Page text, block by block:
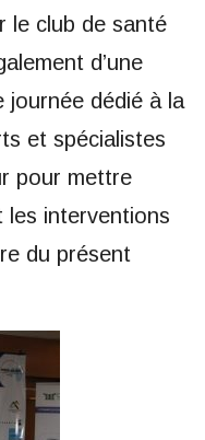
le club de santé
d’une
dédié à la
et spécialistes
pour mettre
les interventions
du présent